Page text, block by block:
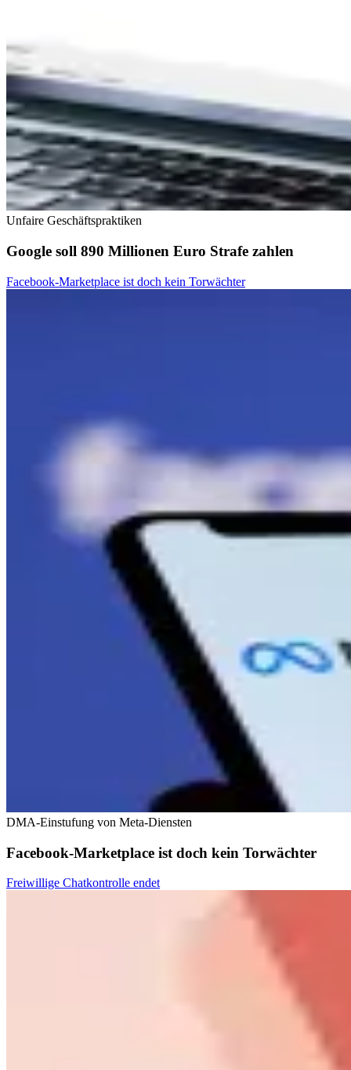
Unfaire Geschäftspraktiken
Google soll 890 Millionen Euro Strafe zahlen
Facebook-Marketplace ist doch kein Torwächter
DMA-Einstufung von Meta-Diensten
Facebook-Marketplace ist doch kein Torwächter
Freiwillige Chatkontrolle endet